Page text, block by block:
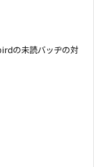
の未読バッヂの対